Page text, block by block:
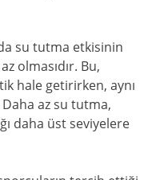
su tutma etkisinin
olmasıdır. Bu,
hale getirirken, aynı
az su tutma,
daha üst seviyelere